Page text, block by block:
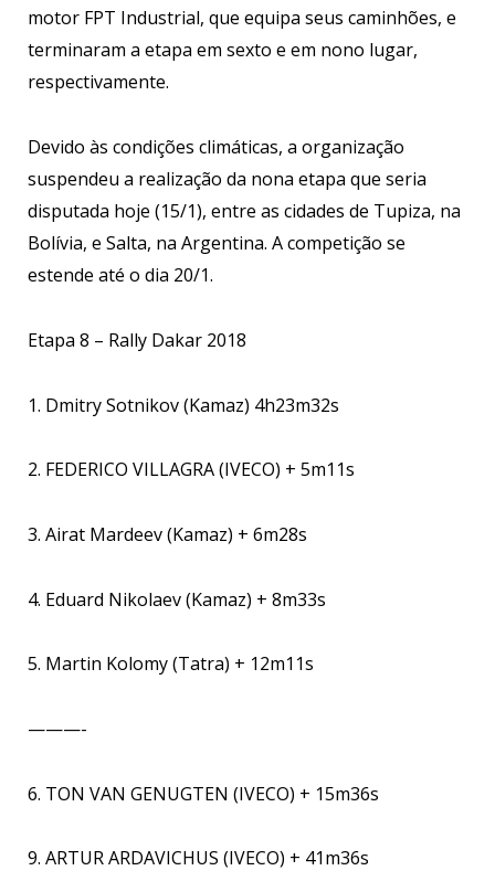
motor FPT Industrial, que equipa seus caminhões, e
terminaram a etapa em sexto e em nono lugar,
respectivamente.
Devido às condições climáticas, a organização
suspendeu a realização da nona etapa que seria
disputada hoje (15/1), entre as cidades de Tupiza, na
Bolívia, e Salta, na Argentina. A competição se
estende até o dia 20/1.
Etapa 8 – Rally Dakar 2018
1. Dmitry Sotnikov (Kamaz) 4h23m32s
2. FEDERICO VILLAGRA (IVECO) + 5m11s
3. Airat Mardeev (Kamaz) + 6m28s
4. Eduard Nikolaev (Kamaz) + 8m33s
5. Martin Kolomy (Tatra) + 12m11s
———-
6. TON VAN GENUGTEN (IVECO) + 15m36s
9. ARTUR ARDAVICHUS (IVECO) + 41m36s